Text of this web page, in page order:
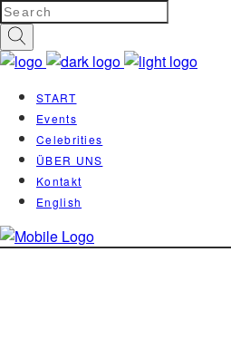
START
Events
Celebrities
ÜBER UNS
Kontakt
English